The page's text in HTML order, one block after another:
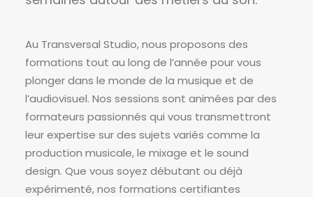
Au Transversal Studio, nous proposons des
formations tout au long de l’année pour vous
plonger dans le monde de la musique et de
l’audiovisuel. Nos sessions sont animées par des
formateurs passionnés qui vous transmettront
leur expertise sur des sujets variés comme la
production musicale, le mixage et le sound
design. Que vous soyez débutant ou déjà
expérimenté, nos formations certifiantes